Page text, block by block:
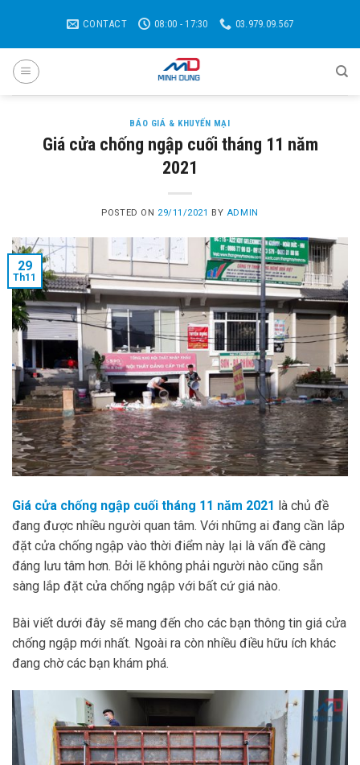
content
CONTACT 08:00 - 17:30 03.979.09.567
BÁO GIÁ & KHUYẾN MẠI
Giá cửa chống ngập cuối tháng 11 năm
2021
POSTED ON 29/11/2021 BY ADMIN
29
Th11
Giá cửa chống ngập cuối tháng 11 năm 2021 là chủ đề
đang được nhiều người quan tâm. Với những ai đang cần lắp
đặt cửa chống ngập vào thời điểm này lại là vấn đề càng
đáng lưu tâm hơn. Bởi lẽ không phải người nào cũng sẵn
sàng lắp đặt cửa chống ngập với bất cứ giá nào.
Bài viết dưới đây sẽ mang đến cho các bạn thông tin giá cửa
chống ngập mới nhất. Ngoài ra còn nhiều điều hữu ích khác
đang chờ các bạn khám phá.